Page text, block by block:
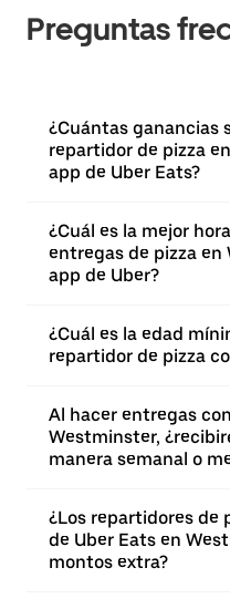
Preguntas
¿Cuántas ganancias
repartidor de pizza
app de Uber Eats?
¿Cuál es la mejor
entregas de pizza
app de Uber?
¿Cuál es la edad
repartidor de pizza
Al hacer entregas
Westminster,
manera semanal o
¿Los repartidores de
de Uber Eats en
montos extra?